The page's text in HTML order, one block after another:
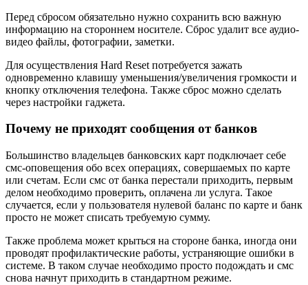
Перед сбросом обязательно нужно сохранить всю важную
информацию на стороннем носителе. Сброс удалит все аудио-
видео файлы, фотографии, заметки.
Для осуществления Hard Reset потребуется зажать
одновременно клавишу уменьшения/увеличения громкости и
кнопку отключения телефона. Также сброс можно сделать
через настройки гаджета.
Почему не приходят сообщения от банков
Большинство владельцев банковских карт подключает себе
смс-оповещения обо всех операциях, совершаемых по карте
или счетам. Если смс от банка перестали приходить, первым
делом необходимо проверить, оплачена ли услуга. Такое
случается, если у пользователя нулевой баланс по карте и банк
просто не может списать требуемую сумму.
Также проблема может крыться на стороне банка, иногда они
проводят профилактические работы, устраняющие ошибки в
системе. В таком случае необходимо просто подождать и смс
снова начнут приходить в стандартном режиме.